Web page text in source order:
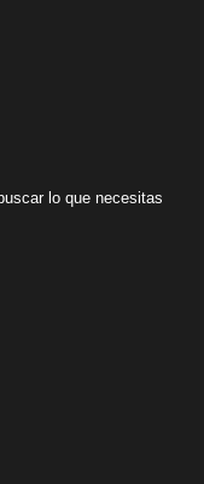
lo que necesitas